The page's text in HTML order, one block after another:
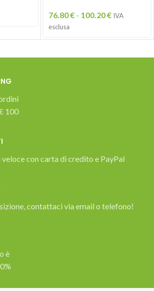
76.80€ - 100.20€ IVA
esclusa
100
con carta di credito e PayPal
contattaci via email o telefono!
è